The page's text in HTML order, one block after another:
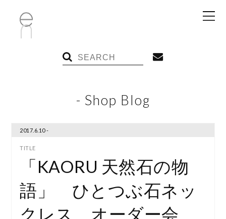
- Shop Blog
2017.6.10 -
「KAORU 天然石の物
語」 ひとつぶ石ネッ
クレス オーダー会